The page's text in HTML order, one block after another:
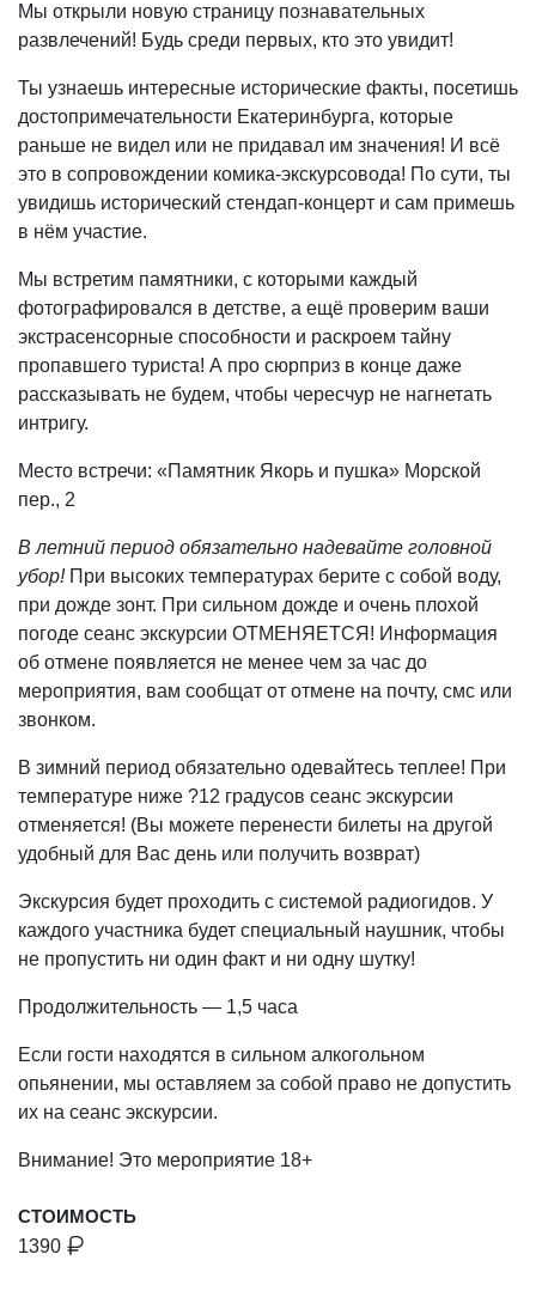
Мы открыли новую страницу познавательных
развлечений! Будь среди первых, кто это увидит!
Ты узнаешь интересные исторические факты, посетишь
достопримечательности Екатеринбурга, которые
раньше не видел или не придавал им значения! И всё
это в сопровождении комика-экскурсовода! По сути, ты
увидишь исторический стендап-концерт и сам примешь
в нём участие.
Мы встретим памятники, с которыми каждый
фотографировался в детстве, а ещё проверим ваши
экстрасенсорные способности и раскроем тайну
пропавшего туриста! А про сюрприз в конце даже
рассказывать не будем, чтобы чересчур не нагнетать
интригу.
Место встречи: «Памятник Якорь и пушка» Морской
пер., 2
В летний период обязательно надевайте головной
убор! При высоких температурах берите с собой воду,
при дожде зонт. При сильном дожде и очень плохой
погоде сеанс экскурсии ОТМЕНЯЕТСЯ! Информация
об отмене появляется не менее чем за час до
мероприятия, вам сообщат от отмене на почту, смс или
звонком.
В зимний период обязательно одевайтесь теплее! При
температуре ниже ?12 градусов сеанс экскурсии
отменяется! (Вы можете перенести билеты на другой
удобный для Вас день или получить возврат)
Экскурсия будет проходить с системой радиогидов. У
каждого участника будет специальный наушник, чтобы
не пропустить ни один факт и ни одну шутку!
Продолжительность — 1,5 часа
Если гости находятся в сильном алкогольном
опьянении, мы оставляем за собой право не допустить
их на сеанс экскурсии.
Внимание! Это мероприятие 18+
СТОИМОСТЬ
1390